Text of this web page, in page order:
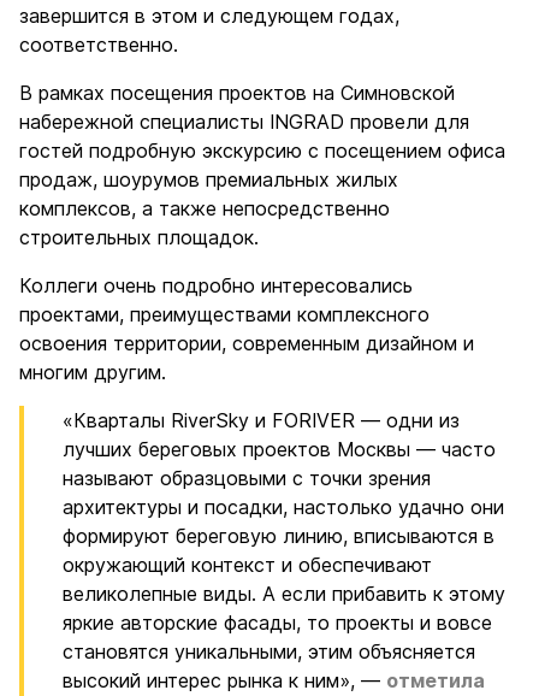
завершится в этом и следующем годах,
соответственно.
В рамках посещения проектов на Симновской
набережной специалисты INGRAD провели для
гостей подробную экскурсию с посещением офиса
продаж, шоурумов премиальных жилых
комплексов, а также непосредственно
строительных площадок.
Коллеги очень подробно интересовались
проектами, преимуществами комплексного
освоения территории, современным дизайном и
многим другим.
«Кварталы RiverSky и FORIVER — одни из
лучших береговых проектов Москвы — часто
называют образцовыми с точки зрения
архитектуры и посадки, настолько удачно они
формируют береговую линию, вписываются в
окружающий контекст и обеспечивают
великолепные виды. А если прибавить к этому
яркие авторские фасады, то проекты и вовсе
становятся уникальными, этим объясняется
высокий интерес рынка к ним», — отметила